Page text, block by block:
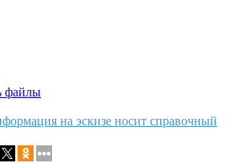
файлы
на эскизе носит справочный